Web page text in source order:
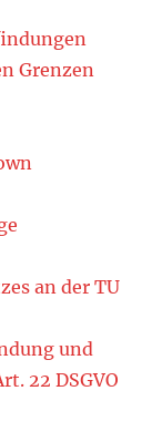
Grenzen
an der TU
und
22 DSGVO